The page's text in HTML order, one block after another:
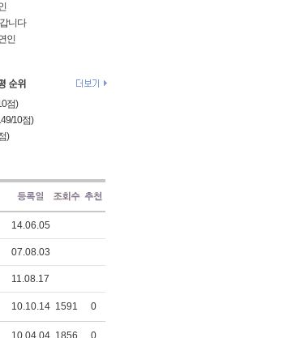
니다
인
점)
10점)
)
14.06.05
07.08.03
11.08.17
10.10.14 1591 0
10.04.04 1856 0